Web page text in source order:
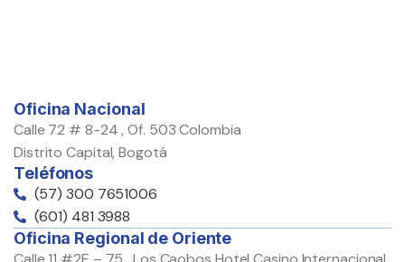
Oficina Nacional
Calle 72 # 8-24 , Of. 503 Colombia
Distrito Capital, Bogotá
Teléfonos
(57) 300 7651006
(601) 481 3988
Oficina Regional de Oriente